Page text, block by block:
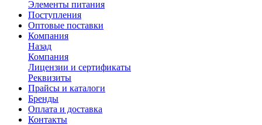
Элементы питания
Поступления
Оптовые поставки
Компания
Назад
Компания
Лицензии и сертификаты
Реквизиты
Прайсы и каталоги
Бренды
Оплата и доставка
Контакты